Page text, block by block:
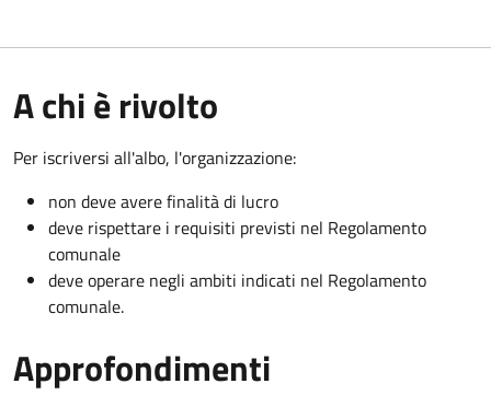
A chi è rivolto
Per iscriversi all'albo, l'organizzazione:
non deve avere finalità di lucro
deve rispettare i requisiti previsti nel Regolamento
comunale
deve operare negli ambiti indicati nel Regolamento
comunale.
Approfondimenti